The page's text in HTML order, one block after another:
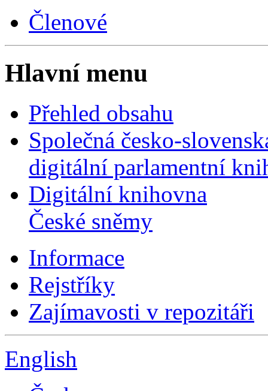
Členové
Hlavní menu
Přehled obsahu
Společná česko-
digitální parlamentní
Digitální knihovna
České sněmy
Informace
Rejstříky
Zajímavosti v repozitáři
English